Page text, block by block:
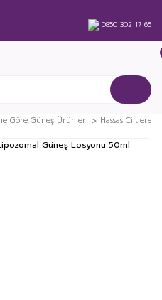
0850 302 17 65
Göre Güneş Ürünleri Hassas Ciltlere